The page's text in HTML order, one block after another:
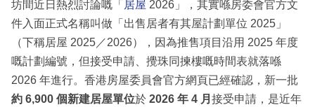
區
坊間近日熱烈討論嘅「 居屋 2026」，其實喺房委會官方文
件入面正式名稱叫做「出售居者有其屋計劃單位 2025」
（下稱居屋 2025／2026），因為推售項目沿用 2025 年度
嘅計劃編號，但接受申請、攪珠同揀樓嘅時間表就落喺
2026 年進行。香港房屋委員會官方網頁已經確認，新一批
約 6,900 個新建居屋單位於 2026 年 4 月 接受申請，是近年